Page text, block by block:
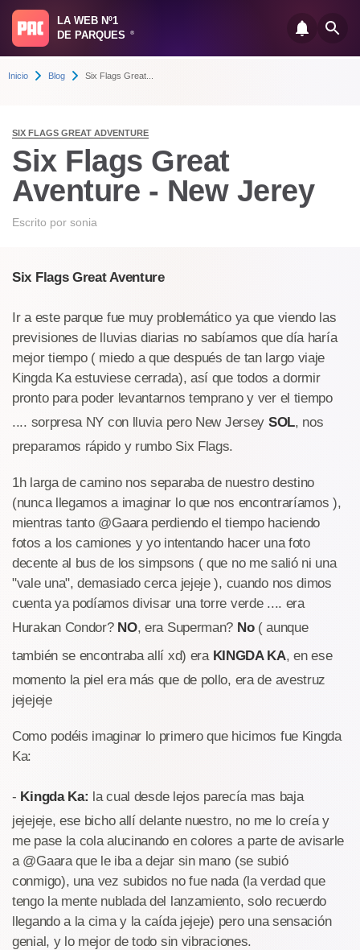
LA WEB Nº1
DE PARQUES
®
Inicio Blog Six Flags Great...
SIX FLAGS GREAT ADVENTURE
Six Flags Great
Aventure - New Jerey
Escrito por sonia
Six Flags Great Aventure
Ir a este parque fue muy problemático ya que viendo las
previsiones de lluvias diarias no sabíamos que día haría
mejor tiempo ( miedo a que después de tan largo viaje
Kingda Ka estuviese cerrada), así que todos a dormir
pronto para poder levantarnos temprano y ver el tiempo
.... sorpresa NY con lluvia pero New Jersey SOL, nos
preparamos rápido y rumbo Six Flags.
1h larga de camino nos separaba de nuestro destino
(nunca llegamos a imaginar lo que nos encontraríamos ),
mientras tanto @Gaara perdiendo el tiempo haciendo
fotos a los camiones y yo intentando hacer una foto
decente al bus de los simpsons ( que no me salió ni una
"vale una", demasiado cerca jejeje ), cuando nos dimos
cuenta ya podíamos divisar una torre verde .... era
Hurakan Condor? NO, era Superman? No( aunque
también se encontraba allí xd) era KINGDA KA, en ese
momento la piel era más que de pollo, era de avestruz
jejejeje
Como podéis imaginar lo primero que hicimos fue Kingda
Ka:
- Kingda Ka: la cual desde lejos parecía mas baja
jejejeje, ese bicho allí delante nuestro, no me lo creía y
me pase la cola alucinando en colores a parte de avisarle
a @Gaara que le iba a dejar sin mano (se subió
conmigo), una vez subidos no fue nada (la verdad que
tengo la mente nublada del lanzamiento, solo recuerdo
llegando a la cima y la caída jejeje) pero una sensación
genial, y lo mejor de todo sin vibraciones.